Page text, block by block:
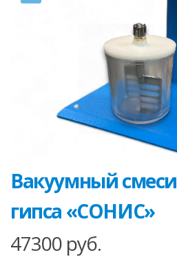
Вакуумный
гипса «СОНИС»
47300 руб.